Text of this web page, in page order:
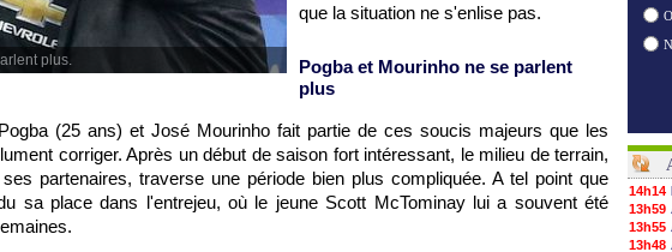
plus.
que la situation ne s'enlise pas.
Pogba et Mourinho ne se parlent
plus
(25 ans) et José Mourinho fait partie de ces soucis majeurs que les
corriger. Après un début de saison fort intéressant, le milieu de terrain,
partenaires, traverse une période bien plus compliquée. A tel point que
sa place dans l'entrejeu, où le jeune Scott McTominay lui a souvent été
14h14
13h59
13h55
13h48